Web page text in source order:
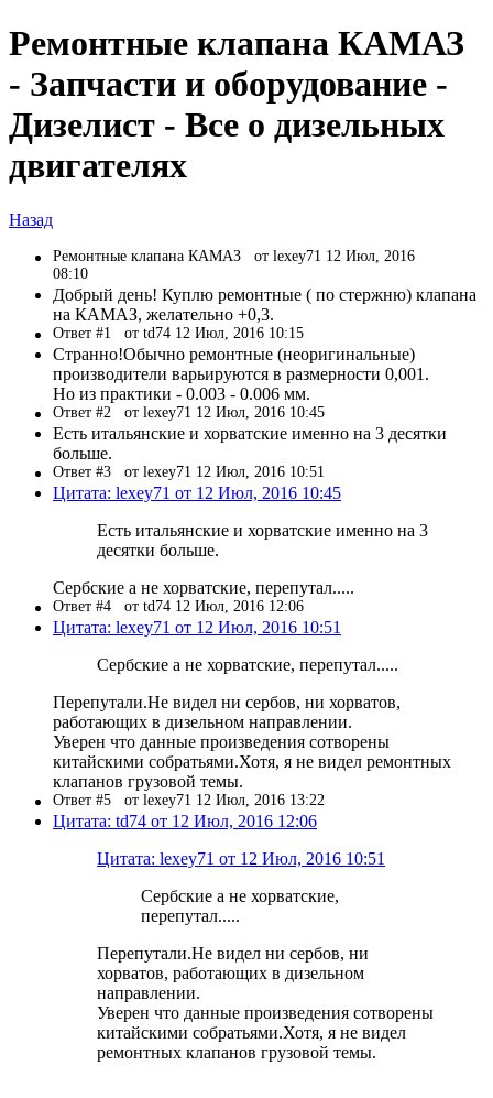
Ремонтные клапана КАМАЗ
- Запчасти и оборудование -
Дизелист - Все о дизельных
двигателях
Назад
Ремонтные клапана КАМАЗ от lexey71 12 Июл, 2016
08:10
Добрый день! Куплю ремонтные ( по стержню) клапана
на КАМАЗ, желательно +0,3.
Ответ #1 от td74 12 Июл, 2016 10:15
Странно!Обычно ремонтные (неоригинальные)
производители варьируются в размерности 0,001.
Но из практики - 0.003 - 0.006 мм.
Ответ #2 от lexey71 12 Июл, 2016 10:45
Есть итальянские и хорватские именно на 3 десятки
больше.
Ответ #3 от lexey71 12 Июл, 2016 10:51
Цитата: lexey71 от 12 Июл, 2016 10:45
Есть итальянские и хорватские именно на 3
десятки больше.
Сербские а не хорватские, перепутал.....
Ответ #4 от td74 12 Июл, 2016 12:06
Цитата: lexey71 от 12 Июл, 2016 10:51
Сербские а не хорватские, перепутал.....
Перепутали.Не видел ни сербов, ни хорватов,
работающих в дизельном направлении.
Уверен что данные произведения сотворены
китайскими собратьями.Хотя, я не видел ремонтных
клапанов грузовой темы.
Ответ #5 от lexey71 12 Июл, 2016 13:22
Цитата: td74 от 12 Июл, 2016 12:06
Цитата: lexey71 от 12 Июл, 2016 10:51
Сербские а не хорватские,
перепутал.....
Перепутали.Не видел ни сербов, ни
хорватов, работающих в дизельном
направлении.
Уверен что данные произведения сотворены
китайскими собратьями.Хотя, я не видел
ремонтных клапанов грузовой темы.